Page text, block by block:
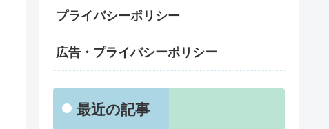
プライバシーポリシー
広告・プライバシーポリシー
最近の記事